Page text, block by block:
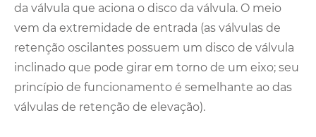
da válvula que aciona o disco da válvula. O meio
vem da extremidade de entrada (as válvulas de
retenção oscilantes possuem um disco de válvula
inclinado que pode girar em torno de um eixo; seu
princípio de funcionamento é semelhante ao das
válvulas de retenção de elevação).